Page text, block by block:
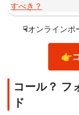
すべき？
☟オンラインポ
👉
コール？ フ
ド